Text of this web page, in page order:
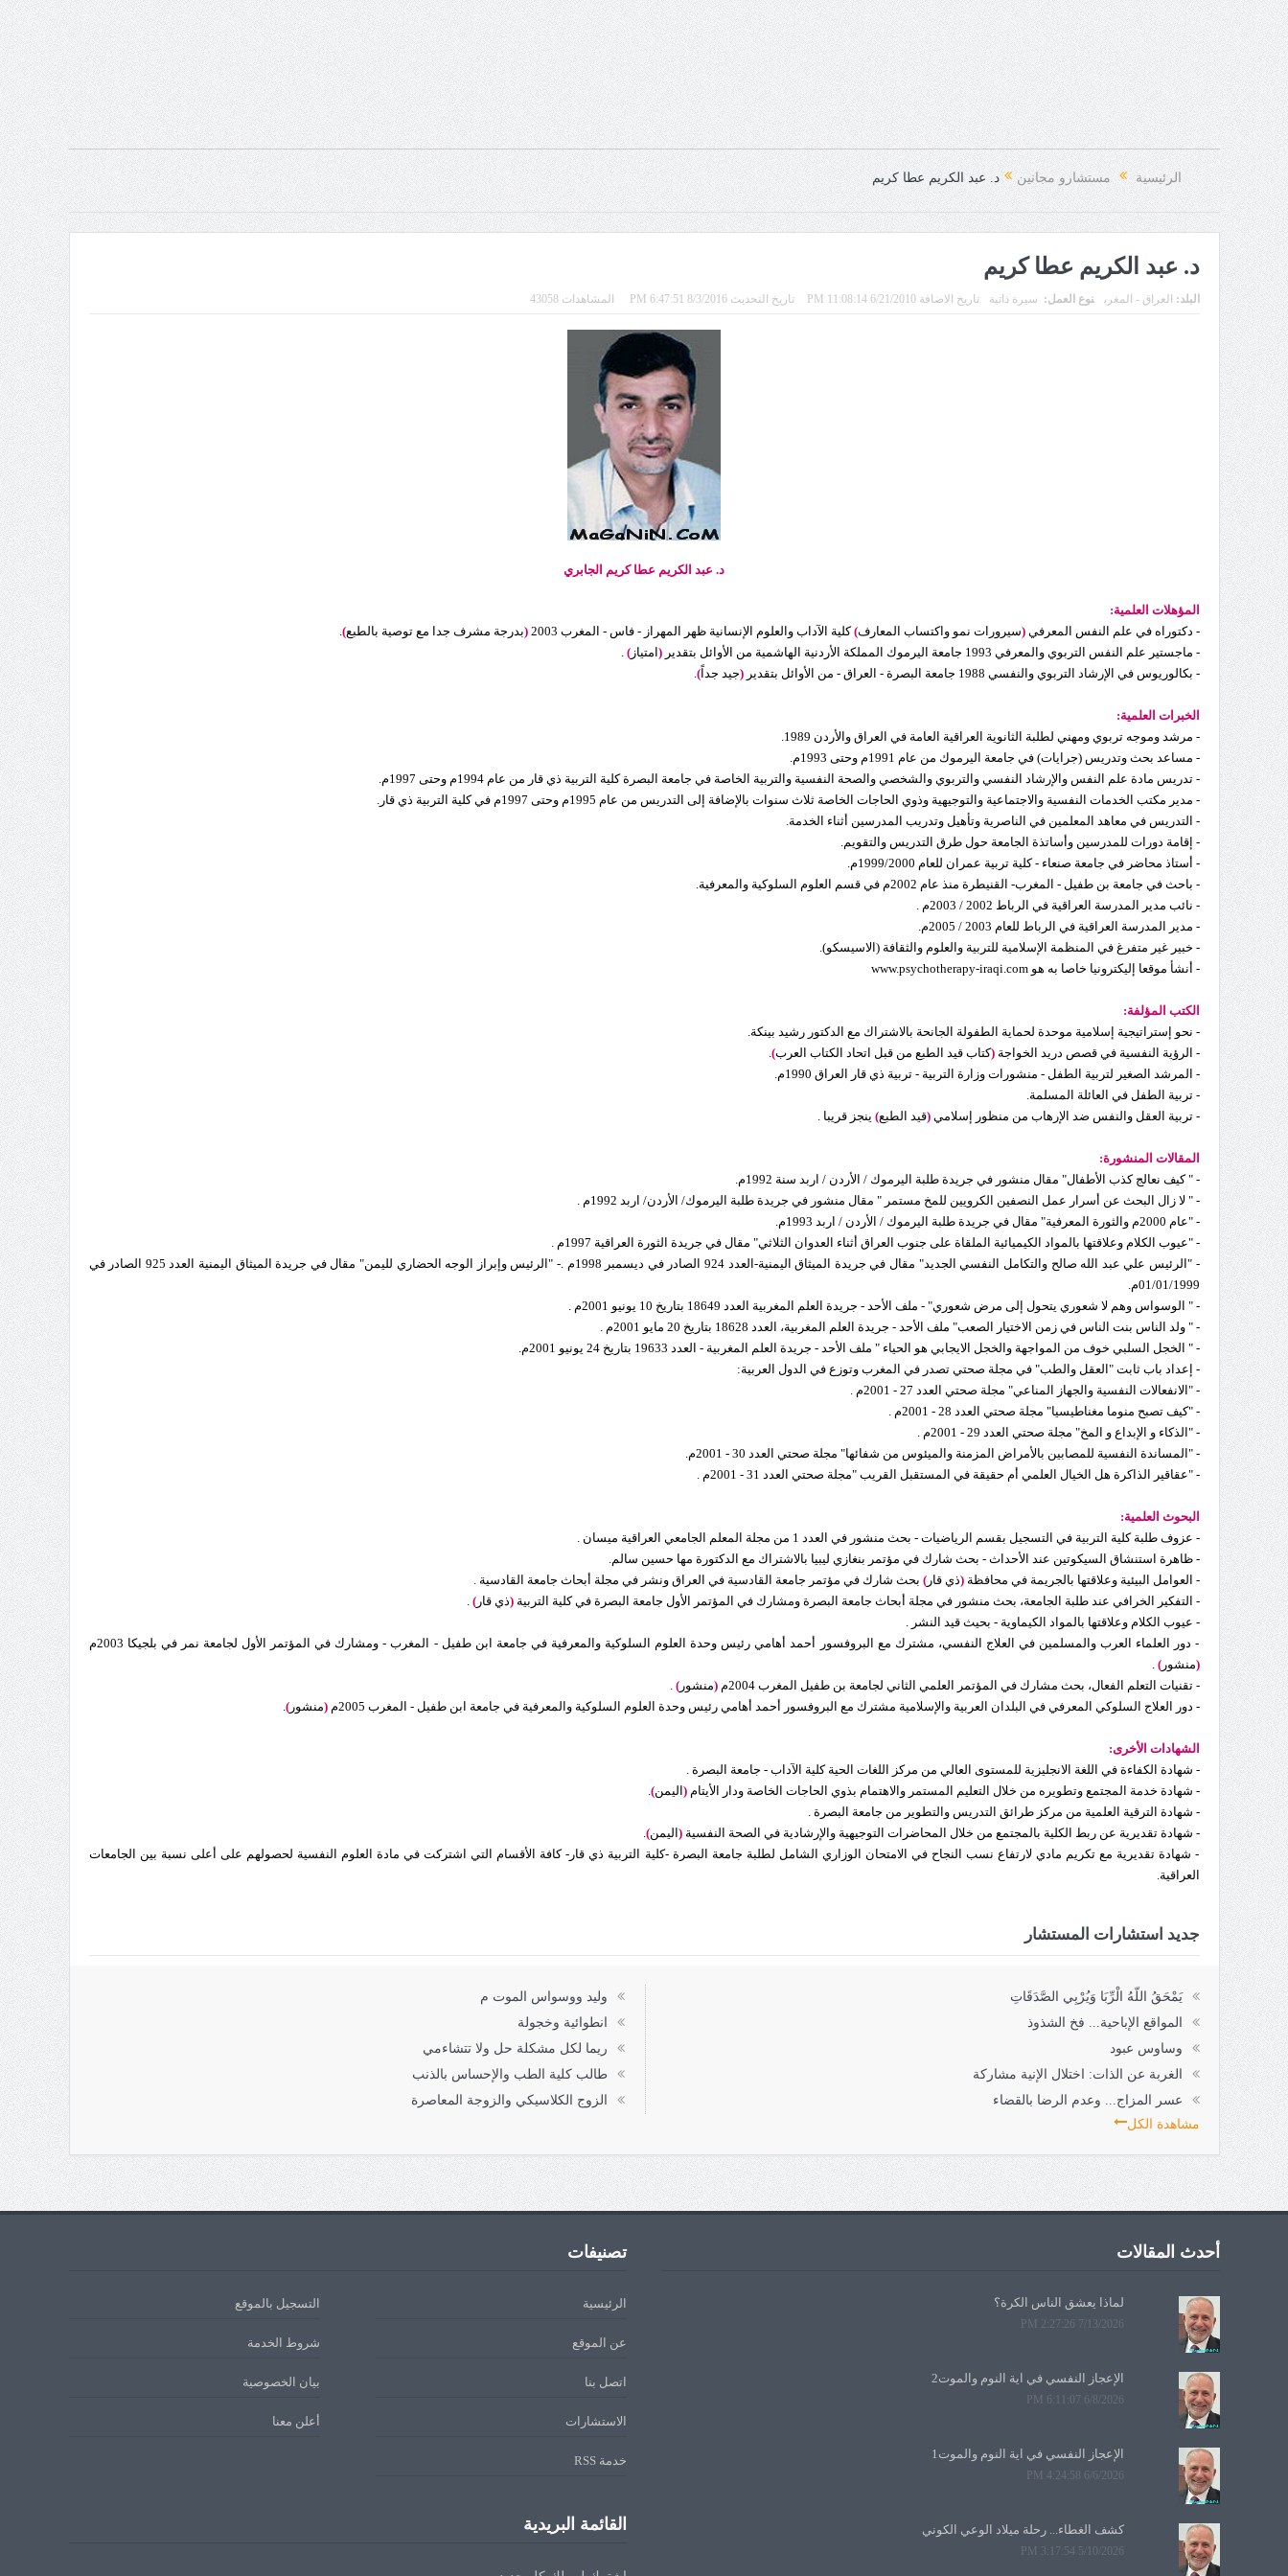
الرئيسية مستشارو مجانين د. عبد الكريم عطا كريم
د. عبد الكريم عطا كريم
البلد: العراق - المغرب نوع العمل: سيرة ذاتية تاريخ الاضافة 6/21/2010 11:08:14 PM تاريخ التحديث 8/3/2016 6:47:51 PM المشاهدات 43058
د. عبد الكريم عطا كريم الجابري
المؤهلات العلمية:
- دكتوراه في علم النفس المعرفي(سيرورات نمو واكتساب المعارف)كلية الآداب والعلوم الإنسانية ظهر المهراز - فاس - المغرب 2003 (بدرجة مشرف جدا مع توصية بالطبع)
.
- ماجستير علم النفس التربوي والمعرفي 1993 جامعة اليرموك المملكة الأردنية الهاشمية من الأوائل بتقدير
(امتياز)
.
- بكالوريوس في الإرشاد التربوي والنفسي 1988 جامعة البصرة - العراق - من الأوائل بتقدير
(جيد جداً)
.
الخبرات العلمية:
- مرشد وموجه تربوي ومهني لطلبة الثانوية العراقية العامة في العراق والأردن 1989.
- مساعد بحث وتدريس (جرايات) في جامعة اليرموك من عام 1991م وحتى 1993م.
- تدريس مادة علم النفس والإرشاد النفسي والتربوي والشخصي والصحة النفسية والتربية الخاصة في جامعة البصرة كلية التربية ذي قار من عام 1994م وحتى 1997م.
- مدير مكتب الخدمات النفسية والاجتماعية والتوجيهية وذوي الحاجات الخاصة ثلاث سنوات بالإضافة إلى التدريس من عام 1995م وحتى 1997م في كلية التربية ذي قار.
- التدريس في معاهد المعلمين في الناصرية وتأهيل وتدريب المدرسين أثناء الخدمة.
- إقامة دورات للمدرسين وأساتذة الجامعة حول طرق التدريس والتقويم.
- أستاذ محاضر في جامعة صنعاء - كلية تربية عمران للعام 1999/2000م.
- باحث في جامعة بن طفيل - المغرب- القنيطرة منذ عام 2002م في قسم العلوم السلوكية والمعرفية.
- نائب مدير المدرسة العراقية في الرباط 2002 / 2003م .
- مدير المدرسة العراقية في الرباط للعام 2003 / 2005م.
- خبير غير متفرغ في المنظمة الإسلامية للتربية والعلوم والثقافة (الاسيسكو).
- أنشأ موقعا إليكترونيا خاصا به هو www.psychotherapy-iraqi.com
الكتب المؤلفة:
- نحو إستراتيجية إسلامية موحدة لحماية الطفولة الجانحة بالاشتراك مع الدكتور رشيد بينكة.
- الرؤية النفسية في قصص دريد الخواجة(كتاب قيد الطبع من قبل اتحاد الكتاب العرب)
.
- المرشد الصغير لتربية الطفل - منشورات وزارة التربية - تربية ذي قار العراق 1990م.
- تربية الطفل في العائلة المسلمة.
- تربية العقل والنفس ضد الإرهاب من منظور إسلامي(قيد الطبع) ينجز قريبا .
المقالات المنشورة:
- " كيف نعالج كذب الأطفال" مقال منشور في جريدة طلبة اليرموك / الأردن / اربد سنة 1992م.
- " لا زال البحث عن أسرار عمل النصفين الكرويين للمخ مستمر " مقال منشور في جريدة طلبة اليرموك/ الأردن/ اربد 1992م .
- "عام 2000م والثورة المعرفية" مقال في جريدة طلبة اليرموك / الأردن / اربد 1993م.
- "عيوب الكلام وعلاقتها بالمواد الكيميائية الملقاة على جنوب العراق أثناء العدوان الثلاثي" مقال في جريدة الثورة العراقية 1997م .
- "الرئيس علي عبد الله صالح والتكامل النفسي الجديد" مقال في جريدة الميثاق اليمنية-العدد 924 الصادر في ديسمبر 1998م .- "الرئيس وإبراز الوجه الحضاري لليمن" مقال في جريدة الميثاق اليمنية العدد 925 الصادر في
01/01/1999م.
- " الوسواس وهم لا شعوري يتحول إلى مرض شعوري" - ملف الأحد - جريدة العلم المغربية العدد 18649 بتاريخ 10 يونيو 2001م .
- " ولد الناس بنت الناس في زمن الاختيار الصعب" ملف الأحد - جريدة العلم المغربية، العدد 18628 بتاريخ 20 مايو 2001م .
- " الخجل السلبي خوف من المواجهة والخجل الايجابي هو الحياء " ملف الأحد - جريدة العلم المغربية - العدد 19633 بتاريخ 24 يونيو 2001م.
- إعداد باب ثابت "العقل والطب" في مجلة صحتي تصدر في المغرب وتوزع في الدول العربية:
- "الانفعالات النفسية والجهاز المناعي" مجلة صحتي العدد 27 - 2001م .
- "كيف تصبح منوما مغناطيسيا" مجلة صحتي العدد 28 - 2001م .
- "الذكاء و الإبداع و المخ" مجلة صحتي العدد 29 - 2001م .
- "المساندة النفسية للمصابين بالأمراض المزمنة والميئوس من شفائها" مجلة صحتي العدد 30 - 2001م.
- "عقاقير الذاكرة هل الخيال العلمي أم حقيقة في المستقبل القريب "مجلة صحتي العدد 31 - 2001م .
البحوث العلمية:
- عزوف طلبة كلية التربية في التسجيل بقسم الرياضيات - بحث منشور في العدد 1 من مجلة المعلم الجامعي العراقية ميسان .
- ظاهرة استنشاق السيكوتين عند الأحداث - بحث شارك في مؤتمر بنغازي ليبيا بالاشتراك مع الدكتورة مها حسين سالم.
- العوامل البيئية وعلاقتها بالجريمة في محافظة(ذي قار) بحث شارك في مؤتمر جامعة القادسية في العراق ونشر في مجلة أبحاث جامعة القادسية .
- التفكير الخرافي عند طلبة الجامعة، بحث منشور في مجلة أبحاث جامعة البصرة ومشارك في المؤتمر الأول جامعة البصرة في كلية التربية(ذي قار)
.
- عيوب الكلام وعلاقتها بالمواد الكيماوية - بحيث قيد النشر .
- دور العلماء العرب والمسلمين في العلاج النفسي، مشترك مع البروفسور أحمد أهامي رئيس وحدة العلوم السلوكية والمعرفية في جامعة ابن طفيل - المغرب - ومشارك في المؤتمر الأول لجامعة نمر في بلجيكا 2003م
(منشور)
.
- تقنيات التعلم الفعال، بحث مشارك في المؤتمر العلمي الثاني لجامعة بن طفيل المغرب 2004م
(منشور)
.
- دور العلاج السلوكي المعرفي في البلدان العربية والإسلامية مشترك مع البروفسور أحمد أهامي رئيس وحدة العلوم السلوكية والمعرفية في جامعة ابن طفيل - المغرب 2005م
(منشور)
.
الشهادات الأخرى:
- شهادة الكفاءة في اللغة الانجليزية للمستوى العالي من مركز اللغات الحية كلية الآداب - جامعة البصرة .
- شهادة خدمة المجتمع وتطويره من خلال التعليم المستمر والاهتمام بذوي الحاجات الخاصة ودار الأيتام(اليمن)
.
- شهادة الترقية العلمية من مركز طرائق التدريس والتطوير من جامعة البصرة .
- شهادة تقديرية عن ربط الكلية بالمجتمع من خلال المحاضرات التوجيهية والإرشادية في الصحة النفسية(اليمن)
.
- شهادة تقديرية مع تكريم مادي لارتفاع نسب النجاح في الامتحان الوزاري الشامل لطلبة جامعة البصرة -كلية التربية ذي قار- كافة الأقسام التي اشتركت في مادة العلوم النفسية لحصولهم على أعلى نسبة بين الجامعات
العراقية.
جديد استشارات المستشار
يَمْحَقُ اللّهُ الْرِّبَا وَيُرْبِي الصَّدَقَاتِ
المواقع الإباحية... فخ الشذوذ
وساوس عبود
الغربة عن الذات: اختلال الإنية مشاركة
عسر المزاج... وعدم الرضا بالقضاء
وليد ووسواس الموت م
انطوائية وخجولة
ريما لكل مشكلة حل ولا تتشاءمي
طالب كلية الطب والإحساس بالذنب
الزوج الكلاسيكي والزوجة المعاصرة
مشاهدة الكل
أحدث المقالات
لماذا يعشق الناس الكرة؟
7/13/2026 2:27:26 PM
الإعجاز النفسي في آية النوم والموت2
6/8/2026 6:11:07 PM
الإعجاز النفسي في آية النوم والموت1
6/6/2026 4:24:58 PM
كشف الغطاء... رحلة ميلاد الوعي الكوني
5/10/2026 3:17:54 PM
تصنيفات
الرئيسية التسجيل بالموقع
عن الموقع شروط الخدمة
اتصل بنا بيان الخصوصية
الاستشارات أعلن معنا
خدمة RSS
القائمة البريدية